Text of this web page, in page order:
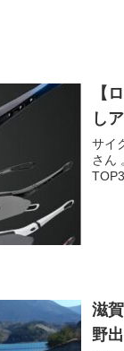
【
し
サイ
さん
滋
野出